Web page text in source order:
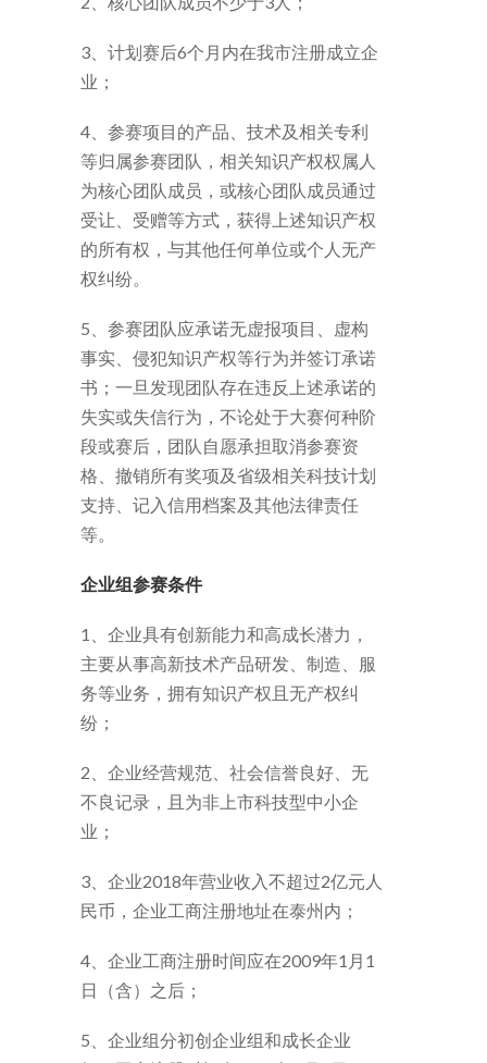
3、计划赛后6个月内在我市注册成立企
业；
4、参赛项目的产品、技术及相关专利
等归属参赛团队，相关知识产权权属人
为核心团队成员，或核心团队成员通过
受让、受赠等方式，获得上述知识产权
的所有权，与其他任何单位或个人无产
权纠纷。
5、参赛团队应承诺无虚报项目、虚构
事实、侵犯知识产权等行为并签订承诺
书；一旦发现团队存在违反上述承诺的
失实或失信行为，不论处于大赛何种阶
段或赛后，团队自愿承担取消参赛资
格、撤销所有奖项及省级相关科技计划
支持、记入信用档案及其他法律责任
等。
企业组参赛条件
1、企业具有创新能力和高成长潜力，
主要从事高新技术产品研发、制造、服
务等业务，拥有知识产权且无产权纠
纷；
2、企业经营规范、社会信誉良好、无
不良记录，且为非上市科技型中小企
业；
3、企业2018年营业收入不超过2亿元人
民币，企业工商注册地址在泰州内；
4、企业工商注册时间应在2009年1月1
日（含）之后；
5、企业组分初创企业组和成长企业